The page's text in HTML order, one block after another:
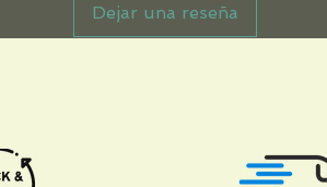
Dejar una reseña